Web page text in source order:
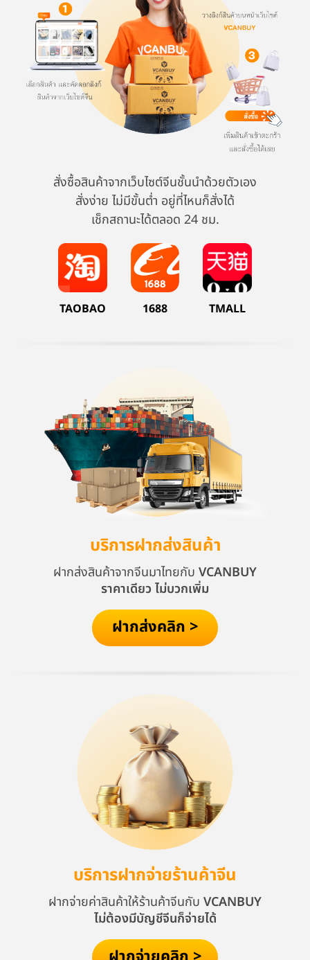
สั่งซื้อสินค้าจากเว็บไซต์จีนชั้นนำด้วยตัวเอง
สั่งง่าย ไม่มีขั้นต่ำ อยู่ที่ไหนก็สั่งได้
เช็กสถานะได้ตลอด 24 ชม.
TAOBAO 1688 TMALL
บริการฝากส่งสินค้า
ฝากส่งสินค้าจากจีนมาไทยกับ VCANBUY
ราคาเดียว ไม่บวกเพิ่ม
ฝากส่งคลิก >
บริการฝากจ่ายร้านค้าจีน
ฝากจ่ายค่าสินค้าให้ร้านค้าจีนกับ VCANBUY
ไม่ต้องมีบัญชีจีนก็จ่ายได้